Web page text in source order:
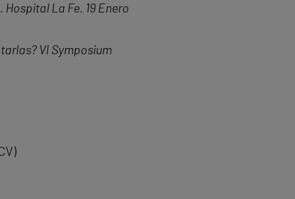
La Fe. 19 Enero
VI Symposium